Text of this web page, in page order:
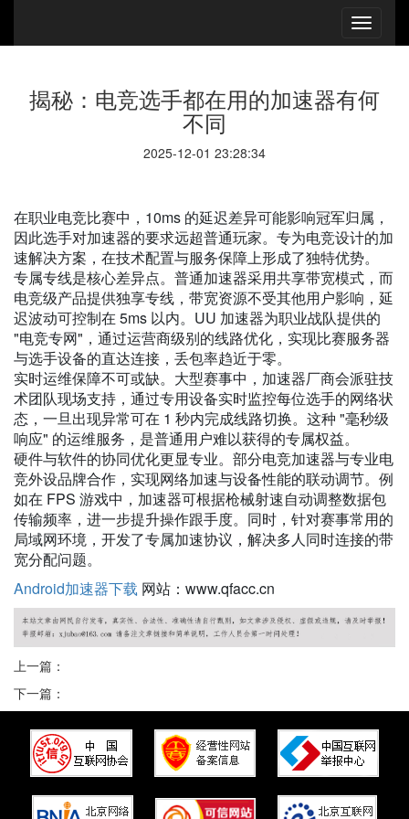
揭秘：电竞选手都在用的加速器有何
不同
2025-12-01 23:28:34
在职业电竞比赛中，10ms 的延迟差异可能影响冠军归属，
因此选手对加速器的要求远超普通玩家。专为电竞设计的加
速解决方案，在技术配置与服务保障上形成了独特优势。
专属专线是核心差异点。普通加速器采用共享带宽模式，而
电竞级产品提供独享专线，带宽资源不受其他用户影响，延
迟波动可控制在 5ms 以内。UU 加速器为职业战队提供的
"电竞专网"，通过运营商级别的线路优化，实现比赛服务器
与选手设备的直达连接，丢包率趋近于零。
实时运维保障不可或缺。大型赛事中，加速器厂商会派驻技
术团队现场支持，通过专用设备实时监控每位选手的网络状
态，一旦出现异常可在 1 秒内完成线路切换。这种 "毫秒级
响应" 的运维服务，是普通用户难以获得的专属权益。
硬件与软件的协同优化更显专业。部分电竞加速器与专业电
竞外设品牌合作，实现网络加速与设备性能的联动调节。例
如在 FPS 游戏中，加速器可根据枪械射速自动调整数据包
传输频率，进一步提升操作跟手度。同时，针对赛事常用的
局域网环境，开发了专属加速协议，解决多人同时连接的带
宽分配问题。
Android加速器下载 网站：www.qfacc.cn
上一篇：
下一篇：